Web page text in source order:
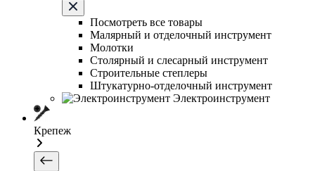
Посмотреть все товары
Малярный и отделочный инструмент
Молотки
Столярный и слесарный инструмент
Строительные степлеры
Штукатурно-отделочный инструмент
Электроинструмент
Крепеж